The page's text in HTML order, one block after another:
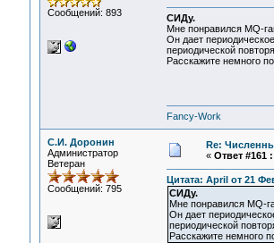
Сообщений: 893
СИДу.
Мне понравился MQ-
Он дает
периодической
Расскажите немного
Fancy-Work
С.И. Доронин
Администратор
Ветеран
Сообщений: 795
Re:
« Ответ #161 :
Цитата: April от 21
СИДу.
Мне понравился MQ-
Он дает
периодической
Расскажите немного